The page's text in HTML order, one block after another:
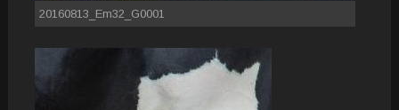
20160813_Em32_G0001